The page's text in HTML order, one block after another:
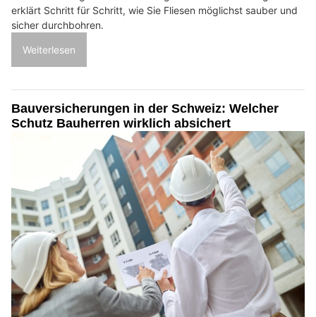
erklärt Schritt für Schritt, wie Sie Fliesen möglichst sauber und
sicher durchbohren.
Weiterlesen
Bauversicherungen in der Schweiz: Welcher
Schutz Bauherren wirklich absichert